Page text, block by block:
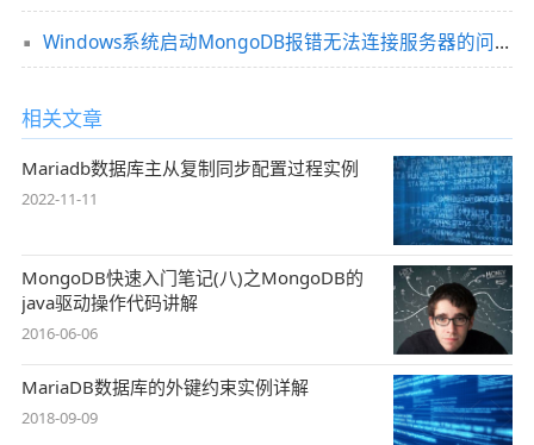
Windows系统启动MongoDB报错无法连接服务器的问题及解决方案
相关文章
Mariadb数据库主从复制同步配置过程实例
2022-11-11
MongoDB快速入门笔记(八)之MongoDB的
java驱动操作代码讲解
2016-06-06
MariaDB数据库的外键约束实例详解
2018-09-09